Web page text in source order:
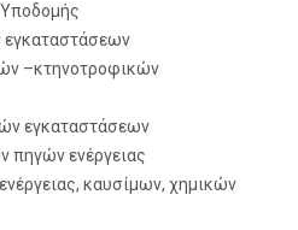
εγκαταστάσεων
–κτηνοτροφικών
εγκαταστάσεων
πηγών ενέργειας
καυσίμων, χημικών